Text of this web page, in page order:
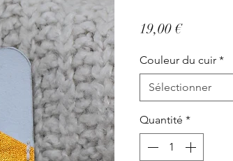
19,00 €Prix
Couleur du cuir *
Sélectionner
Quantité *